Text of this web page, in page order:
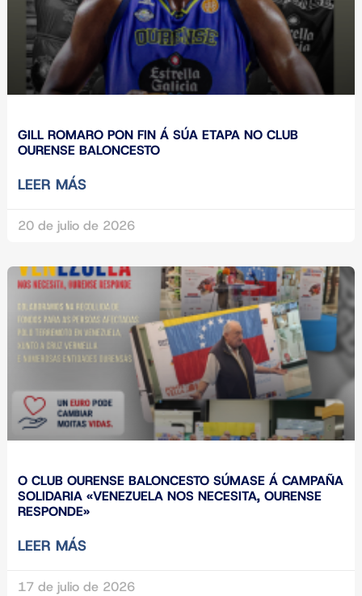
GILL ROMARO PON FIN Á SÚA ETAPA NO CLUB
OURENSE BALONCESTO
LEER MÁS
20 de julio de 2026
O CLUB OURENSE BALONCESTO SÚMASE Á CAMPAÑA
SOLIDARIA «VENEZUELA NOS NECESITA, OURENSE
RESPONDE»
LEER MÁS
17 de julio de 2026